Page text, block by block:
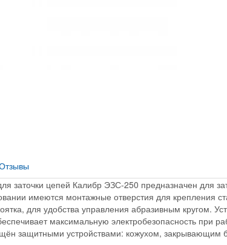
заточки цепей Калибр ЭЗС-250 предназначен для
имеются монтажные отверстия для крепления
для удобства управления абразивным кругом.
максимальную электробезопасность при
защитными устройствами: кожухом, закрывающим